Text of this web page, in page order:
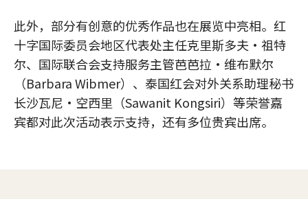
此外，部分有创意的优秀作品也在展览中亮相。红
十字国际委员会地区代表处主任克里斯多夫·祖特
尔、国际联合会支持服务主管芭芭拉·维布默尔
（Barbara Wibmer）、泰国红会对外关系助理秘书
长沙瓦尼·空西里（Sawanit Kongsiri）等荣誉嘉
宾都对此次活动表示支持，还有多位贵宾出席。